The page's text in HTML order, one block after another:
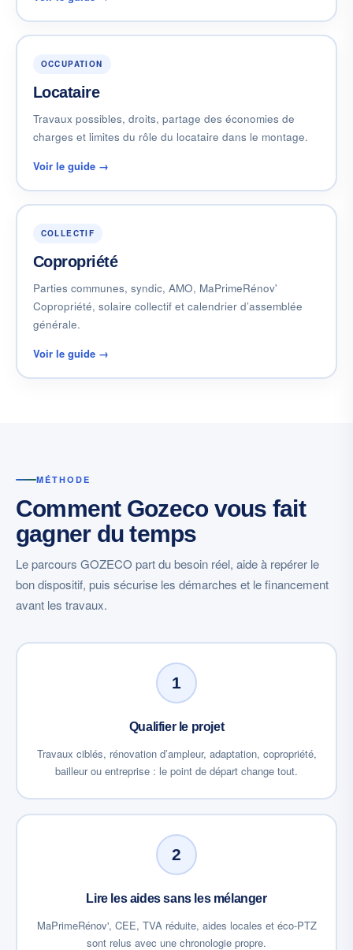
OCCUPATION
Locataire
Travaux possibles, droits, partage des économies de
charges et limites du rôle du locataire dans le montage.
Voir le guide →
COLLECTIF
Copropriété
Parties communes, syndic, AMO, MaPrimeRénov'
Copropriété, solaire collectif et calendrier d’assemblée
générale.
Voir le guide →
MÉTHODE
Comment Gozeco vous fait
gagner du temps
Le parcours GOZECO part du besoin réel, aide à repérer le
bon dispositif, puis sécurise les démarches et le financement
avant les travaux.
1
Qualifier le projet
Travaux ciblés, rénovation d’ampleur, adaptation, copropriété,
bailleur ou entreprise : le point de départ change tout.
2
Lire les aides sans les mélanger
MaPrimeRénov', CEE, TVA réduite, aides locales et éco-PTZ
sont relus avec une chronologie propre.